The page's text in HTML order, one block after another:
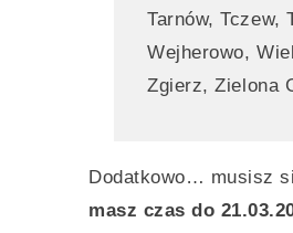
Tarnów, Tczew,
Wejherowo,
Zgierz, Zielona
Dodatkowo… musisz
masz czas do